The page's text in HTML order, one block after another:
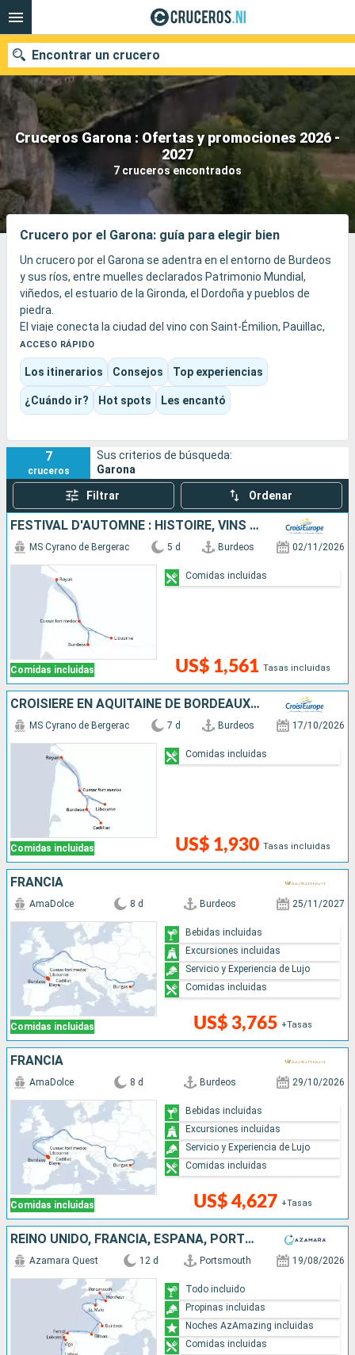
Cruceros Garona : Ofertas y promociones 2026 -
2027
7 cruceros encontrados
Encontrar un crucero
Nuestros destinos
Fecha de salida
Puertos Compañías
Buscar
Crucero por el Garona: guía para elegir bien
Un crucero por el Garona se adentra en el entorno de Burdeos
y sus ríos, entre muelles declarados Patrimonio Mundial,
viñedos, el estuario de la Gironda, el Dordoña y pueblos de
piedra.
El viaje conecta la ciudad del vino con Saint-Émilion, Pauillac,
Blaye, Cadillac o Bourg, entre paisajes de laderas, châteaux
vinícolas, ciudadelas y cabañas de pesca a orillas del agua. Es
un crucero fluvial muy francés, centrado en el patrimonio, las
catas y el arte de vivir del sudoeste.
ACCESO RÁPIDO
Los itinerarios Consejos Top experiencias
¿Cuándo ir? Hot spots Les encantó
7
cruceros
Sus criterios de búsqueda:
Garona
Filtrar Ordenar
FESTIVAL D'AUTOMNE : HISTOIRE, VINS ET PATRIMOINE DES FLEUVES DU SUD-OUEST
Comidas incluidas
MS Cyrano de Bergerac 5 d Burdeos 02/11/2026
US$ 1,561 Tasas incluidas
Comidas incluidas
CROISIÈRE EN AQUITAINE DE BORDEAUX À ROYAN, L'ESTUAIRE DE LA GIRONDE, LA GARONNE ET LA DORDOGNE (FORMULE PORT-PORT)
Comidas incluidas
MS Cyrano de Bergerac 7 d Burdeos 17/10/2026
US$ 1,930 Tasas incluidas
Comidas incluidas
FRANCIA
Comidas incluidas
AmaDolce 8 d Burdeos 25/11/2027
US$ 3,765 +Tasas
Bebidas incluidas
Excursiones incluidas
Servicio y Experiencia de Lujo
Comidas incluidas
FRANCIA
Comidas incluidas
AmaDolce 8 d Burdeos 29/10/2026
US$ 4,627 +Tasas
Bebidas incluidas
Excursiones incluidas
Servicio y Experiencia de Lujo
Comidas incluidas
REINO UNIDO, FRANCIA, ESPAÑA, PORTUGAL
Azamara Quest 12 d Portsmouth 19/08/2026
Todo incluido
Propinas incluidas
Noches AzAmazing incluidas
Comidas incluidas